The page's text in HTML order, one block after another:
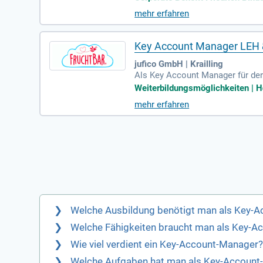
nziale und entwickelst
räsenz. Zudem repräsentierst
e, um Kundenprojekte zu
mehr erfahren
Key Account Manager
jufico GmbH | Krailling
Als Key Account Manager für
hlüsselposition baust Du
Geschäftskonzepte. Durch die
um. Du verhandelst mit
die Planung von Umsatz,
Weiterbildungsmöglichkeiten |
mehr erfahren
Welche Ausbildung benötigt man als Key-
Welche Fähigkeiten braucht man als Key-
Wie viel verdient ein Key-Account-Manager?